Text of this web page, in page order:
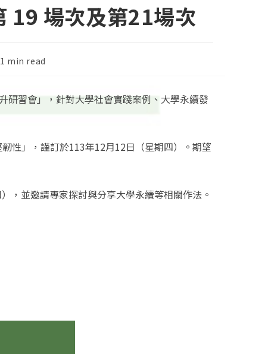
19 場次及第21場次
1 min read
研習會」，針對大學社會實踐案例、大學永續發
性」，謹訂於113年12月12日（星期四）。期望
，並邀請專家探討與分享大學永續等相關作法。